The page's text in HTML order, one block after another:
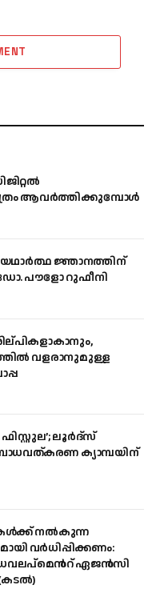
ആവര്‍ത്തിക്കുമ്പോള്‍
യഥാർത്ഥ ജ്ഞാനത്തിന്
ഡോ. പൗളോ റുഫീനി
വളരാനുമുള്ള
ലൂർദ്‌സ്
ക്യാമ്പയിന്
നല്‍കുന്ന
വര്‍ധിപ്പിക്കണം:
ഏജന്‍സി